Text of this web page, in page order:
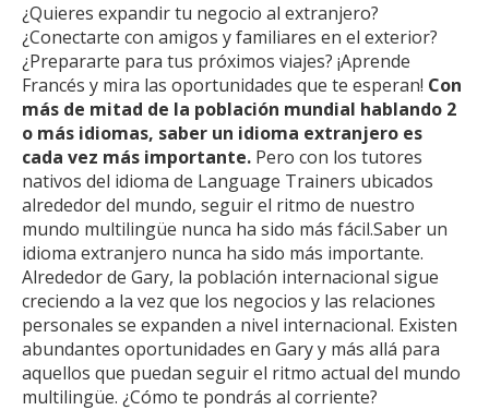
¿Quieres expandir tu negocio al extranjero?
¿Conectarte con amigos y familiares en el exterior?
¿Prepararte para tus próximos viajes? ¡Aprende
Francés y mira las oportunidades que te esperan! Con
más de mitad de la población mundial hablando 2
o más idiomas, saber un idioma extranjero es
cada vez más importante. Pero con los tutores
nativos del idioma de Language Trainers ubicados
alrededor del mundo, seguir el ritmo de nuestro
mundo multilingüe nunca ha sido más fácil.Saber un
idioma extranjero nunca ha sido más importante.
Alrededor de Gary, la población internacional sigue
creciendo a la vez que los negocios y las relaciones
personales se expanden a nivel internacional. Existen
abundantes oportunidades en Gary y más allá para
aquellos que puedan seguir el ritmo actual del mundo
multilingüe. ¿Cómo te pondrás al corriente?